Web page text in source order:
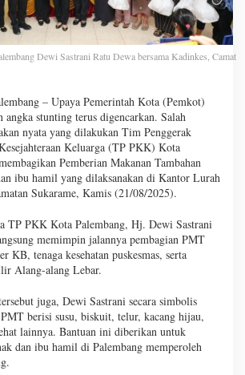
Dewi Sastrani Ratu Dewa bersama Kadinkes, Camat
– Upaya Pemerintah Kota (Pemkot)
angka stunting terus digencarkan. Salah
nyata yang dilakukan Tim Penggerak
Keluarga (TP PKK) Kota
Pemberian Makanan Tambahan
ibu hamil yang dilaksanakan di Kantor Lurah
Sukarame, Kamis (21/08/2025).
TP PKK Kota Palembang, Hj. Dewi Sastrani
memimpin jalannya pembagian PMT
KB, tenaga kesehatan puskesmas, serta
Alang-alang Lebar.
juga, Dewi Sastrani secara simbolis
berisi susu, biskuit, telur, kacang hijau,
lainnya. Bantuan ini diberikan untuk
dan ibu hamil di Palembang memperoleh